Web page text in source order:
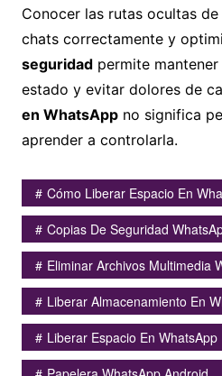
Conocer las rutas ocultas
chats correctamente y
seguridadpermite
estado y evitar dolores de
en WhatsAppno significa
aprender a controlarla.
Cómo Liberar Espacio En
Copias De Seguridad
Eliminar Archivos Multimedia
Liberar Almacenamiento En
Liberar Espacio En WhatsApp